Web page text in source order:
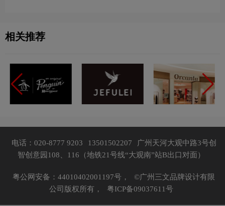
相关推荐
电话：020-8777 9203 13501502207
广州天河大观中路3号创
智创意园108、116（地铁21号线“大观南”站B出口对面）
粤公网安备：44010402001197号，
©广州三文品牌设计有限
公司版权所有，
粤ICP备09037611号